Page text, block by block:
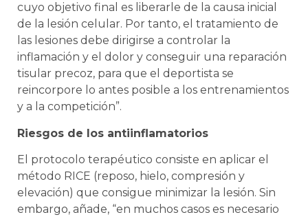
cuyo objetivo final es liberarle de la causa inicial
de la lesión celular. Por tanto, el tratamiento de
las lesiones debe dirigirse a controlar la
inflamación y el dolor y conseguir una reparación
tisular precoz, para que el deportista se
reincorpore lo antes posible a los entrenamientos
y a la competición”.
Riesgos de los antiinflamatorios
El protocolo terapéutico consiste en aplicar el
método RICE (reposo, hielo, compresión y
elevación) que consigue minimizar la lesión. Sin
embargo, añade, “en muchos casos es necesario